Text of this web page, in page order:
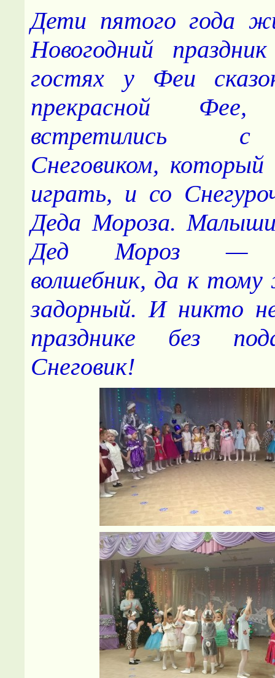
Дети пятого года
Новогодний
гостях у Феи
прекрасной Фее,
встретились
Снеговиком,
играть, и со
Деда Мороза.
Дед Мороз —
волшебник, да к тому
задорный. И никто
празднике без
Снеговик!